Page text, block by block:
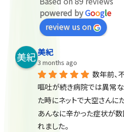
powered byGoogle
review us on
美紀
3 months ago
数年前、
嘔吐が続き病院では異常な
た時にネットで大空さんに
あんなに辛かった症状が
れました。